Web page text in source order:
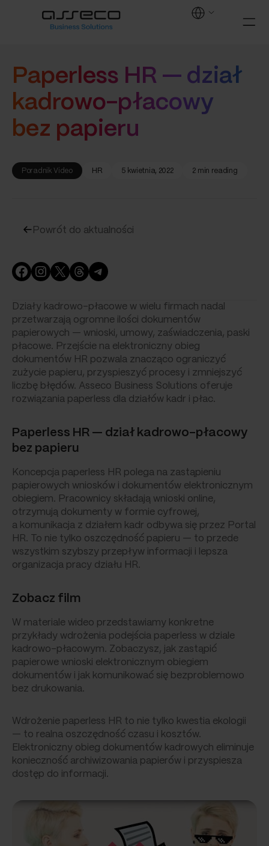
Paperless HR — dział
kadrowo-płacowy
bez papieru
Poradnik Video HR 5 kwietnia, 2022 2 min reading
Działy kadrowo-płacowe w wielu firmach nadal
przetwarzają ogromne ilości dokumentów
papierowych — wnioski, umowy, zaświadczenia, paski
płacowe. Przejście na elektroniczny obieg
dokumentów HR pozwala znacząco ograniczyć
zużycie papieru, przyspieszyć procesy i zmniejszyć
liczbę błędów. Asseco Business Solutions oferuje
rozwiązania paperless dla działów kadr i płac.
Paperless HR — dział kadrowo-płacowy
bez papieru
Koncepcja paperless HR polega na zastąpieniu
papierowych wniosków i dokumentów elektronicznym
obiegiem. Pracownicy składają wnioski online,
otrzymują dokumenty w formie cyfrowej,
a komunikacja z działem kadr odbywa się przez Portal
HR. To nie tylko oszczędność papieru — to przede
wszystkim szybszy przepływ informacji i lepsza
organizacja pracy działu HR.
Zobacz film
W materiale wideo przedstawiamy konkretne
przykłady wdrożenia podejścia paperless w dziale
kadrowo-płacowym. Zobaczysz, jak zastąpić
papierowe wnioski elektronicznym obiegiem
dokumentów i jak komunikować się bezproblemowo
bez drukowania.
Wdrożenie paperless HR to nie tylko kwestia ekologii
— to realna oszczędność czasu i kosztów.
Elektroniczny obieg dokumentów kadrowych eliminuje
konieczność archiwizowania papierów i przyspiesza
dostęp do informacji.
Powrót do aktualności
Facebook Instagram X Threads Telegram